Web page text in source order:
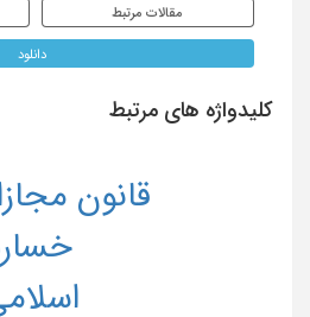
مقالات مرتبط
دانلود
کلیدواژه های مرتبط
قانون